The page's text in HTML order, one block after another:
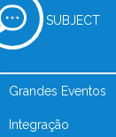
SUBJECT
Grandes Eventos
Integração